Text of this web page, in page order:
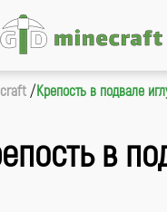
Крепость в подвале
в